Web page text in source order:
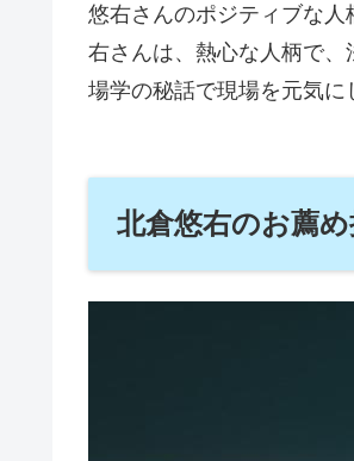
悠右さんのポジティブな
右さんは、熱心な人柄で
場学の秘話で現場を元気に
北倉悠右のお薦